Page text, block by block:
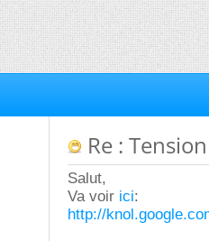
Re :
Salut,
Va voir ici:
http://